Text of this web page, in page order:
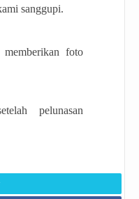
sanggupi.
foto
pelunasan